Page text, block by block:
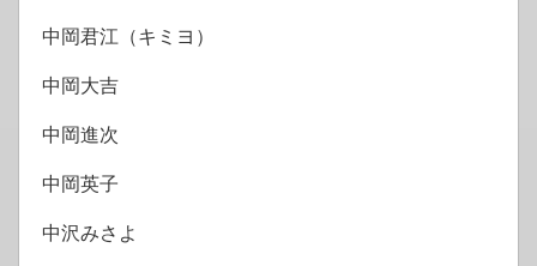
中岡君江（キミヨ）
中岡大吉
中岡進次
中岡英子
中沢みさよ